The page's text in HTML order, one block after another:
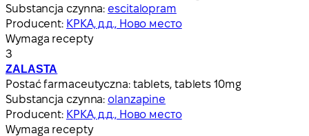
Substancja czynna: escitalopram
Producent: КРКА, д.д., Ново место
Wymaga recepty
З
ZALASTA
Postać farmaceutyczna: tablets, tablets 10mg
Substancja czynna: olanzapine
Producent: КРКА, д.д., Ново место
Wymaga recepty